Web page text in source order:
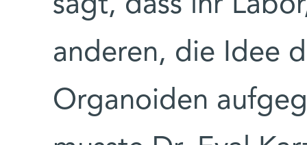
anderen, die Idee
Organoiden